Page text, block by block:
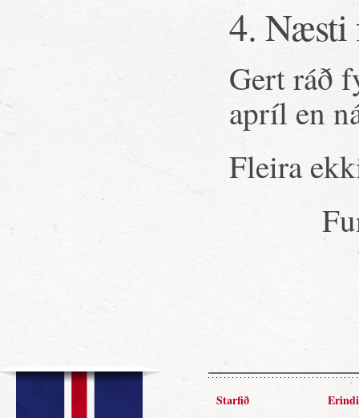
4. Næsti
Gert ráð
apríl en
Fleira
Starfið Erindi